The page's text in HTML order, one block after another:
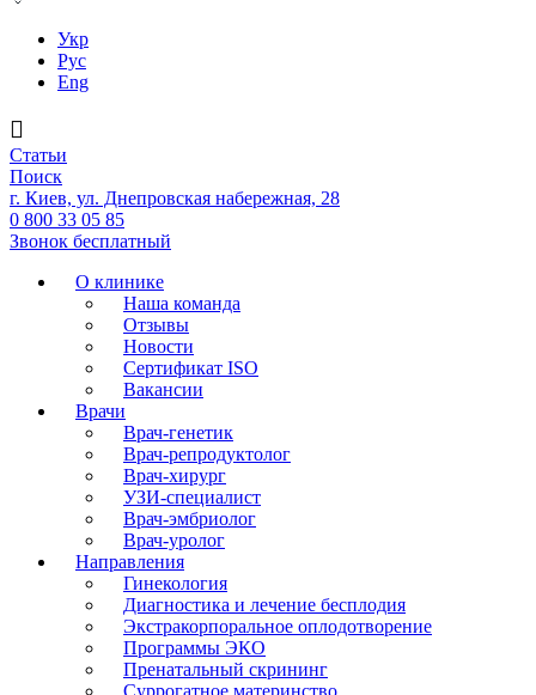
Укр
Рус
Eng
Статьи
Поиск
г. Киев, ул. Днепровская набережная, 28
0 800 33 05 85
Звонок бесплатный
О клинике
Наша команда
Отзывы
Новости
Сертификат ISO
Вакансии
Врачи
Врач-генетик
Врач-репродуктолог
Врач-хирург
УЗИ-специалист
Врач-эмбриолог
Врач-уролог
Направления
Гинекология
Диагностика и лечение бесплодия
Экстракорпоральное оплодотворение
Программы ЭКО
Пренатальный скрининг
Суррогатное материнство